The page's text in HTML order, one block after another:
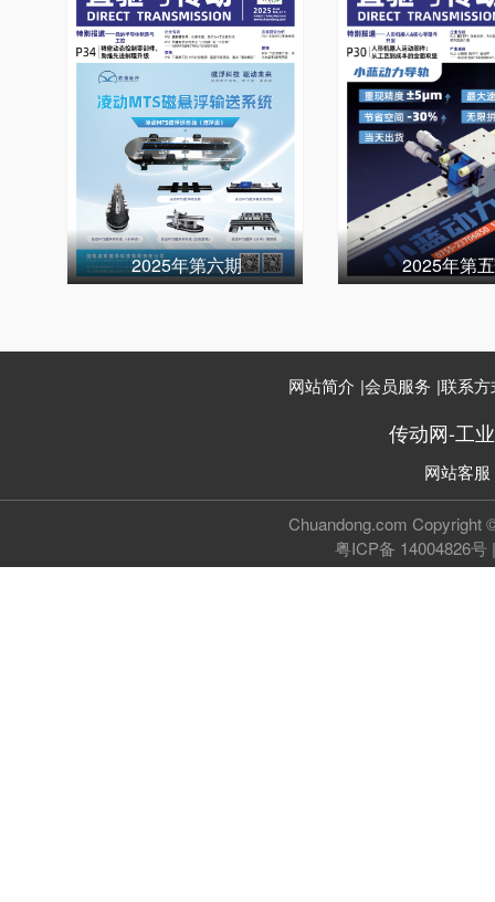
2025年第六期 2025年第
网站简介 |会员服务 |联系方
传动网-工
网站客服
Chuandong.com Copyright
粤ICP备 14004826号